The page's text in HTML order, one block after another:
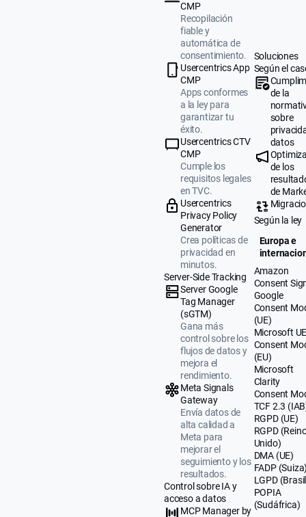
CMP
Recopilación
fiable y
automática de
consentimiento.
Usercentrics App
CMP
Apps conformes
a la ley para
garantizar tu
éxito.
Usercentrics CTV
CMP
Cumple los
requisitos legales
en TVC.
Usercentrics
Privacy Policy
Generator
Crea políticas de
privacidad en
minutos.
Server-Side Tracking
Server Google
Tag Manager
(sGTM)
Gana más
control sobre los
flujos de datos y
mejora el
rendimiento.
Meta Signals
Gateway
Envía datos de
alta calidad a
Meta para
mejorar el
seguimiento y los
resultados.
Control sobre IA y
acceso a datos
MCP Manager by
Soluciones
Según el
de la
sobre
datos
de los
de
Según la ley
Europa e
Amazon
Consent
Google
Consent
(UE)
Microsoft
Consent
(EU)
Microsoft
Clarity
Consent
TCF 2.3
RGPD (UE)
RGPD
Unido)
DMA (UE)
FADP
LGPD
POPIA
(Sudáfrica)